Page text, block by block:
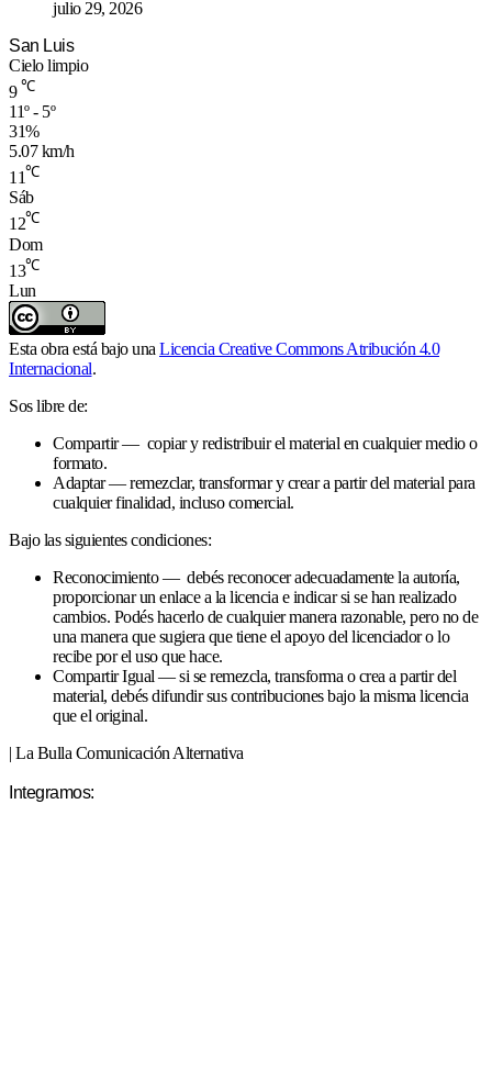
julio 29, 2026
San Luis
Cielo limpio
9 ℃
11º - 5º
31%
5.07 km/h
11℃
Sáb
12℃
Dom
13℃
Lun
Esta obra está bajo una Licencia Creative Commons Atribución 4.0
Internacional.
Sos libre de:
Compartir — copiar y redistribuir el material en cualquier medio o
formato.
Adaptar — remezclar, transformar y crear a partir del material para
cualquier finalidad, incluso comercial.
Bajo las siguientes condiciones:
Reconocimiento — debés reconocer adecuadamente la autoría,
proporcionar un enlace a la licencia e indicar si se han realizado
cambios. Podés hacerlo de cualquier manera razonable, pero no de
una manera que sugiera que tiene el apoyo del licenciador o lo
recibe por el uso que hace.
Compartir Igual — si se remezcla, transforma o crea a partir del
material, debés difundir sus contribuciones bajo la misma licencia
que el original.
| La Bulla Comunicación Alternativa
Integramos: